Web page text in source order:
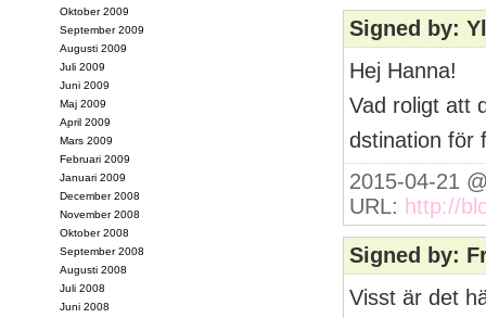
Signed by:
Hej Hanna!
Vad roligt att
dstination för
2015-04-21
URL: http://
Signed by:
Visst är det
Oktober 2009
September 2009
Augusti 2009
Juli 2009
Juni 2009
Maj 2009
April 2009
Mars 2009
Februari 2009
Januari 2009
December 2008
November 2008
Oktober 2008
September 2008
Augusti 2008
Juli 2008
Juni 2008